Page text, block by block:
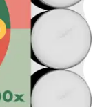
tuikut
Nämä
4 tunniksi,
on
kudottua
Tuikut eivät
paloaikoina ja